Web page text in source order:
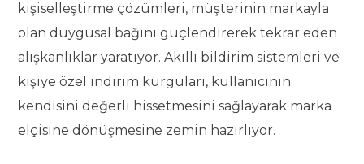
kişiselleştirme çözümleri, müşterinin markayla
olan duygusal bağını güçlendirerek tekrar eden
alışkanlıklar yaratıyor. Akıllı bildirim sistemleri ve
kişiye özel indirim kurguları, kullanıcının
kendisini değerli hissetmesini sağlayarak marka
elçisine dönüşmesine zemin hazırlıyor.